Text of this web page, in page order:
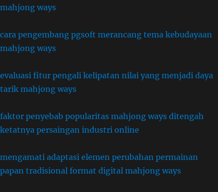
mahjong ways
cara pengembang pgsoft merancang tema kebudayaan
mahjong ways
evaluasi fitur pengali kelipatan nilai yang menjadi daya
tarik mahjong ways
faktor penyebab popularitas mahjong ways ditengah
ketatnya persaingan industri online
mengamati adaptasi elemen perubahan permainan
papan tradisional format digital mahjong ways